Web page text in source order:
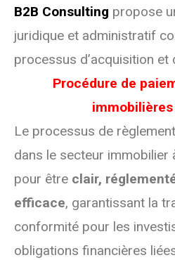
B2B Consulting propose
juridique et administratif
processus d’acquisition et
Procédure de
immobilières
Le processus de
dans le secteur immobilier
pour être clair,
efficace, garantissant la
conformité pour les
obligations financières